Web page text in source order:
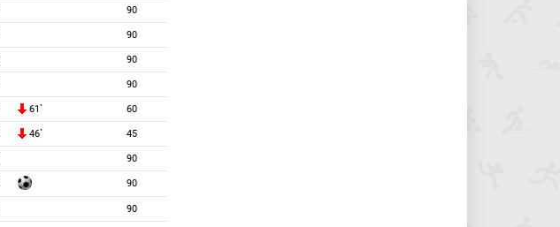
90
90
90
90
61` 60
46` 45
90
90
90